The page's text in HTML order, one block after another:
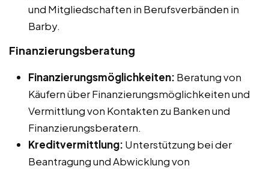
und Mitgliedschaften in Berufsverbänden in
Barby.
Finanzierungsberatung
Finanzierungsmöglichkeiten: Beratung von
Käufern über Finanzierungsmöglichkeiten und
Vermittlung von Kontakten zu Banken und
Finanzierungsberatern.
Kreditvermittlung: Unterstützung bei der
Beantragung und Abwicklung von